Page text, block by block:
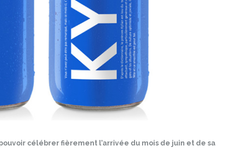
célébrer fièrement l’arrivée du mois de juin et de sa